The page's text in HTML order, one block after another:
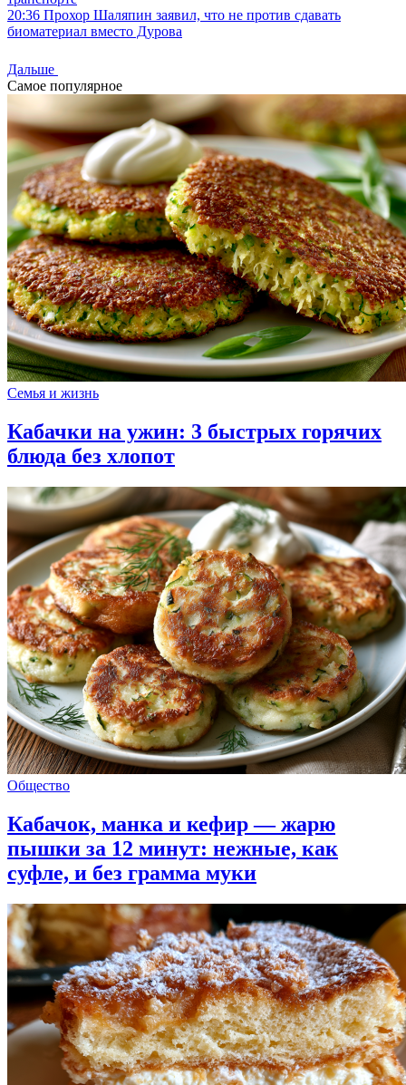
20:36 Прохор Шаляпин заявил, что не против сдавать
биоматериал вместо Дурова
Дальше
Самое популярное
Семья и жизнь
Кабачки на ужин: 3 быстрых горячих
блюда без хлопот
Общество
Кабачок, манка и кефир — жарю
пышки за 12 минут: нежные, как
суфле, и без грамма муки